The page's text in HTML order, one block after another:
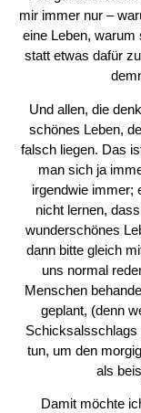
mir immer nur –
eine Leben, warum
statt etwas dafür
Und allen, die
schönes Leben,
falsch liegen. Das
man sich ja
irgendwie immer;
nicht lernen,
wunderschönes
dann bitte gleich
uns normal
Menschen
geplant, (denn
Schicksalsschlags
tun, um den
als
Damit möchte